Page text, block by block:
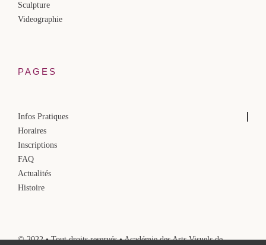
Sculpture
Videographie
PAGES
Infos Pratiques
Horaires
Inscriptions
FAQ
Actualités
Histoire
© 2022 • Tout droits reservés • Académie des Arts Visuels de